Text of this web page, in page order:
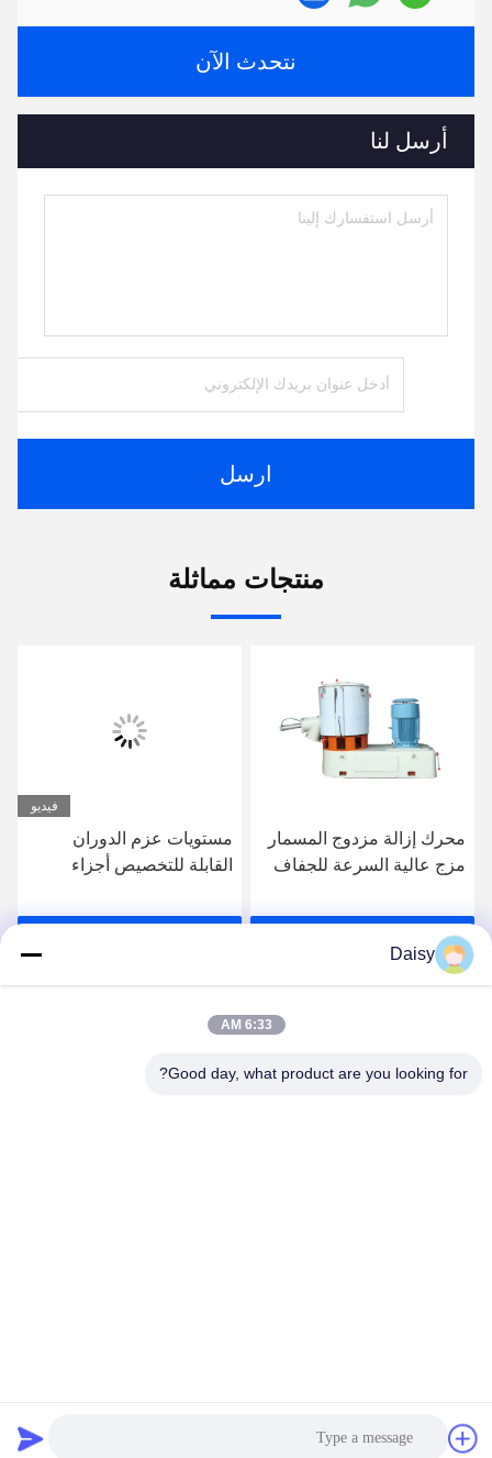
نتحدث الآن
أرسل لنا
ارسل
منتجات مماثلة
مستويات عزم الدوران
القابلة للتخصيص أجزاء
احصل على أفضل سعر
أجزاء آلة التطويق هوبر
الفولاذ المقاوم للصدأ هوبر
Ltd. جميع الحقوق محفوظة
Daisy
6:33 AM
Good day, what product are you looking for?